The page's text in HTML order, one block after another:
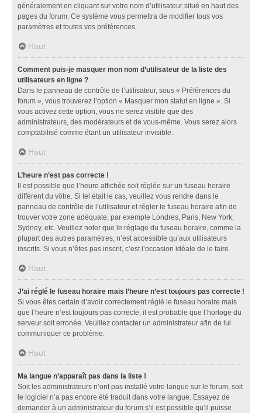
généralement en cliquant sur votre nom d’utilisateur situé en haut des
pages du forum. Ce système vous permettra de modifier tous vos
paramètres et toutes vos préférences.
Haut
Comment puis-je masquer mon nom d’utilisateur de la liste des
utilisateurs en ligne ?
Dans le panneau de contrôle de l’utilisateur, sous « Préférences du
forum », vous trouverez l’option « Masquer mon statut en ligne ». Si
vous activez cette option, vous ne serez visible que des
administrateurs, des modérateurs et de vous-même. Vous serez alors
comptabilisé comme étant un utilisateur invisible.
Haut
L’heure n’est pas correcte !
Il est possible que l’heure affichée soit réglée sur un fuseau horaire
différent du vôtre. Si tel était le cas, veuillez vous rendre dans le
panneau de contrôle de l’utilisateur et régler le fuseau horaire afin de
trouver votre zone adéquate, par exemple Londres, Paris, New York,
Sydney, etc. Veuillez noter que le réglage du fuseau horaire, comme la
plupart des autres paramètres, n’est accessible qu’aux utilisateurs
inscrits. Si vous n’êtes pas inscrit, c’est l’occasion idéale de le faire.
Haut
J’ai réglé le fuseau horaire mais l’heure n’est toujours pas correcte !
Si vous êtes certain d’avoir correctement réglé le fuseau horaire mais
que l’heure n’est toujours pas correcte, il est probable que l’horloge du
serveur soit erronée. Veuillez contacter un administrateur afin de lui
communiquer ce problème.
Haut
Ma langue n’apparaît pas dans la liste !
Soit les administrateurs n’ont pas installé votre langue sur le forum, soit
le logiciel n’a pas encore été traduit dans votre langue. Essayez de
demander à un administrateur du forum s’il est possible qu’il puisse